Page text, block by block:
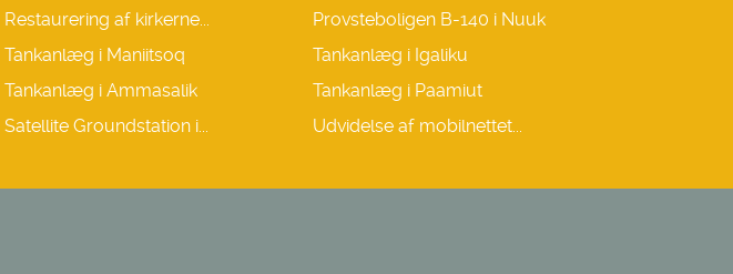
Restaurering af kirkerne...
Provsteboligen B-140 i Nuuk
Tankanlæg i Maniitsoq
Tankanlæg i Igaliku
Tankanlæg i Ammasalik
Tankanlæg i Paamiut
Satellite Groundstation i...
Udvidelse af mobilnettet...